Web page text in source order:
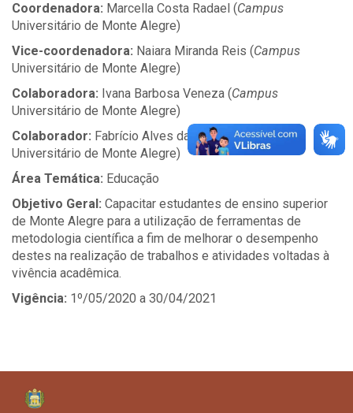
Coordenadora: Marcella Costa Radael (Campus
Universitário de Monte Alegre)
Vice-coordenadora: Naiara Miranda Reis (Campus
Universitário de Monte Alegre)
Colaboradora: Ivana Barbosa Veneza (Campus
Universitário de Monte Alegre)
Colaborador: Fabrício Alves da Silva (Campus
Universitário de Monte Alegre)
Área Temática: Educação
Objetivo Geral: Capacitar estudantes de ensino superior
de Monte Alegre para a utilização de ferramentas de
metodologia científica a fim de melhorar o desempenho
destes na realização de trabalhos e atividades voltadas à
vivência acadêmica.
Vigência: 1º/05/2020 a 30/04/2021